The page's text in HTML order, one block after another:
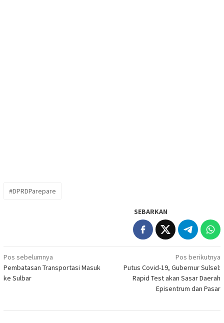
#DPRDParepare
SEBARKAN
Navigasi
pos
Pos sebelumnya
Pembatasan Transportasi Masuk
ke Sulbar
Pos berikutnya
Putus Covid-19, Gubernur Sulsel:
Rapid Test akan Sasar Daerah
Episentrum dan Pasar